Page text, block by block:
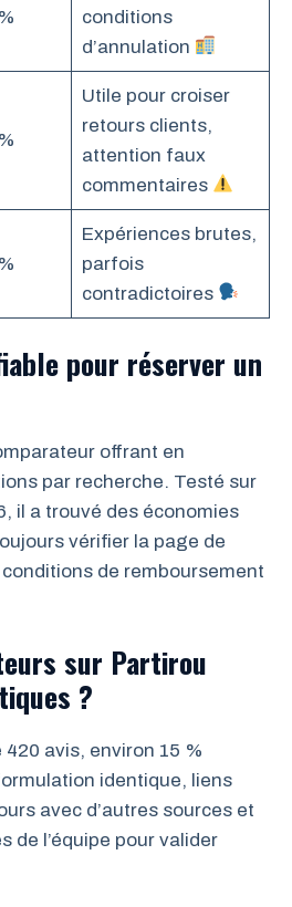
conditions
d’annulation
Utile pour croiser
retours clients,
attention faux
commentaires
Expériences brutes,
parfois
contradictoires
pour réserver un
offrant en
par recherche. Testé sur
il a trouvé des économies
vérifier la page de
de remboursement
sur Partirou
?
avis, environ 15 %
identique, liens
avec d’autres sources et
de l’équipe pour valider